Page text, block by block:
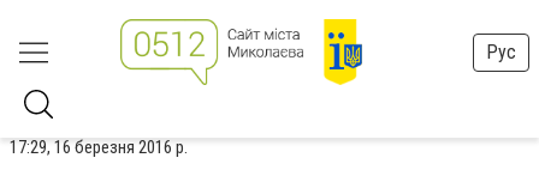
Рус
17:29, 16 березня 2016 р.